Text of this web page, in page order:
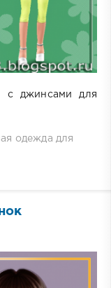
с джинсами для
одежда для